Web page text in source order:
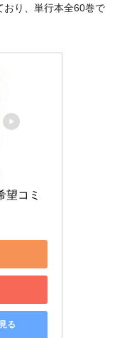
おり、単行本全60巻で
望コミ
る